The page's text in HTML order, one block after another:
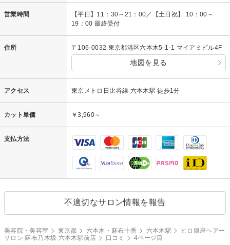
営業時間
【平日】11：30～21：00／【土日祝】 10：00～
19：00 最終受付
住所 〒106-0032 東京都港区六本木5-1-1 マイアミビル4F
地図を見る
アクセス 東京メトロ日比谷線 六本木駅 徒歩1分
カット単価 ￥3,960～
支払方法
不適切なサロン情報を報告
美容院・美容室 東京都 六本木・麻布十番 六本木駅
ヒロ銀座ヘアー
サロン 麻布乃木坂 六本木駅前店
口コミ 4ページ目